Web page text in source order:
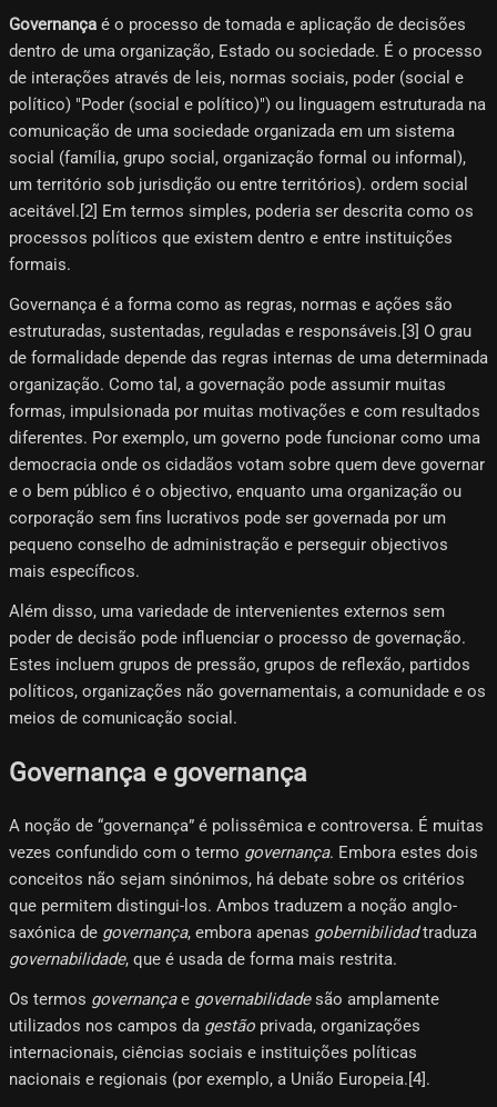
Governança é o processo de tomada e aplicação de decisões
dentro de uma organização, Estado ou sociedade. É o processo
de interações através de leis, normas sociais, poder (social e
político) "Poder (social e político)") ou linguagem estruturada na
comunicação de uma sociedade organizada em um sistema
social (família, grupo social, organização formal ou informal),
um território sob jurisdição ou entre territórios). ordem social
aceitável.[2]​ Em termos simples, poderia ser descrita como os
processos políticos que existem dentro e entre instituições
formais.
Governança é a forma como as regras, normas e ações são
estruturadas, sustentadas, reguladas e responsáveis.[3]​ O grau
de formalidade depende das regras internas de uma determinada
organização. Como tal, a governação pode assumir muitas
formas, impulsionada por muitas motivações e com resultados
diferentes. Por exemplo, um governo pode funcionar como uma
democracia onde os cidadãos votam sobre quem deve governar
e o bem público é o objectivo, enquanto uma organização ou
corporação sem fins lucrativos pode ser governada por um
pequeno conselho de administração e perseguir objectivos
mais específicos.
Além disso, uma variedade de intervenientes externos sem
poder de decisão pode influenciar o processo de governação.
Estes incluem grupos de pressão, grupos de reflexão, partidos
políticos, organizações não governamentais, a comunidade e os
meios de comunicação social.
Governança e governança
A noção de “governança” é polissêmica e controversa. É muitas
vezes confundido com o termo governança. Embora estes dois
conceitos não sejam sinónimos, há debate sobre os critérios
que permitem distingui-los. Ambos traduzem a noção anglo-
saxónica de governança, embora apenas gobernibilidadtraduza
governabilidade, que é usada de forma mais restrita.
Os termos governançae governabilidadesão amplamente
utilizados nos campos da gestão privada, organizações
internacionais, ciências sociais e instituições políticas
nacionais e regionais (por exemplo, a União Europeia.[4]​.